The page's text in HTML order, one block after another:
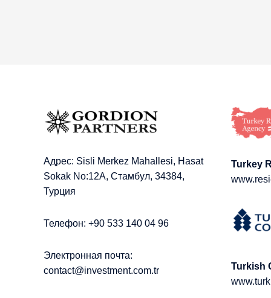
Адрес: Sisli Merkez Mahallesi, Hasat
Sokak No:12A, Стамбул, 34384,
Турция
Телефон: +90 533 140 04 96
Электронная почта:
contact@investment.com.tr
Turkey
Turkish